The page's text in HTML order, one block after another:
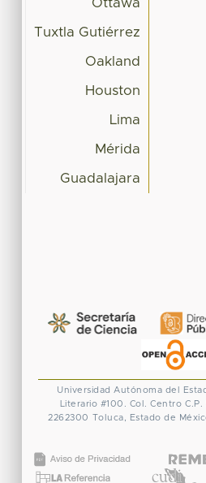
Ottawa
Tuxtla Gutiérrez
Oakland
Houston
Lima
Mérida
Guadalajara
Universidad Autónoma del
Literario #100. Col. Centro
2262300 Toluca, Estado de